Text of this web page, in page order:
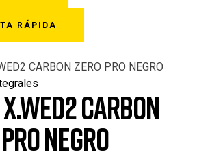
elegir
la
página
RÁPIDA
CARBON
NEGRO